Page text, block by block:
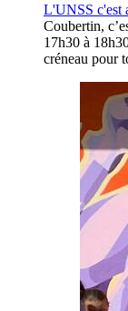
L'UNSS c'est
Coubertin,
17h30 à
créneau pour